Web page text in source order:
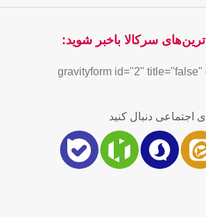
سرکالا باخبر شوید:
[gravityform id="2"
اجتماعی دنبال کنید